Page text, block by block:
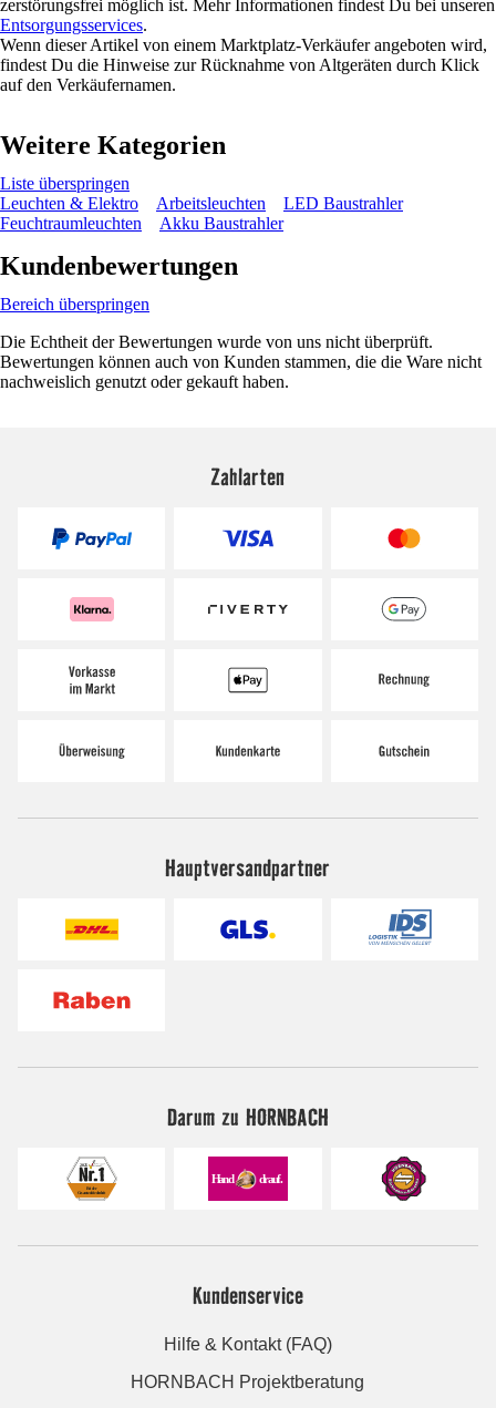
zerstörungsfrei möglich ist. Mehr Informationen findest Du bei unseren
Entsorgungsservices.
Wenn dieser Artikel von einem Marktplatz-Verkäufer angeboten wird,
findest Du die Hinweise zur Rücknahme von Altgeräten durch Klick
auf den Verkäufernamen.
Weitere Kategorien
Liste überspringen
Leuchten & Elektro
Arbeitsleuchten
LED Baustrahler
Feuchtraumleuchten
Akku Baustrahler
Kundenbewertungen
Bereich überspringen
Die Echtheit der Bewertungen wurde von uns nicht überprüft.
Bewertungen können auch von Kunden stammen, die die Ware nicht
nachweislich genutzt oder gekauft haben.
Zahlarten
Hauptversandpartner
Darum zu HORNBACH
Kundenservice
Hilfe & Kontakt (FAQ)
HORNBACH Projektberatung